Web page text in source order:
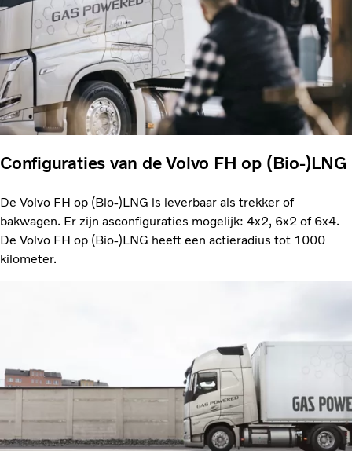
Configuraties van de Volvo FH op (Bio-)LNG
De Volvo FH op (Bio-)LNG is leverbaar als trekker of
bakwagen. Er zijn asconfiguraties mogelijk: 4x2, 6x2 of 6x4.
De Volvo FH op (Bio-)LNG heeft een actieradius tot 1000
kilometer.